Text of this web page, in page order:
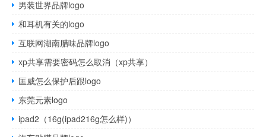
男装世界品牌logo
和耳机有关的logo
互联网湖南腊味品牌logo
xp共享需要密码怎么取消（xp共享）
匡威怎么保护后跟logo
东莞元素logo
ipad2（16g(ipad216g怎么样)）